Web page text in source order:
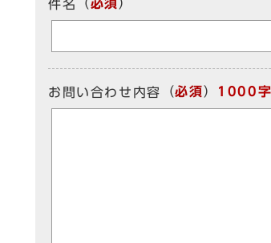
件名 （必須）
お問い合わせ内容 （必須） 1000字